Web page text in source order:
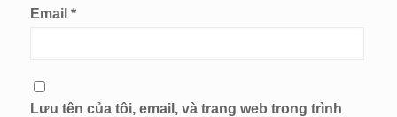
Email *
Lưu tên của tôi, email, và trang web trong trình